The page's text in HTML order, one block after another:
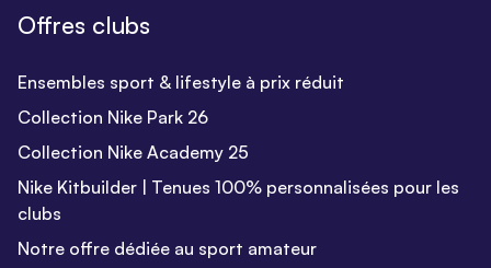
Offres clubs
Ensembles sport & lifestyle à prix réduit
Collection Nike Park 26
Collection Nike Academy 25
Nike Kitbuilder | Tenues 100% personnalisées pour les
clubs
Notre offre dédiée au sport amateur